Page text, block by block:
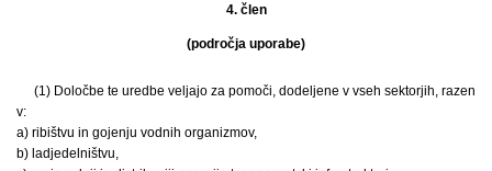
4. člen
(področja uporabe)
(1) Določbe te uredbe veljajo za pomoči, dodeljene v vseh sektorjih, razen
v:
a) ribištvu in gojenju vodnih organizmov,
b) ladjedelništvu,